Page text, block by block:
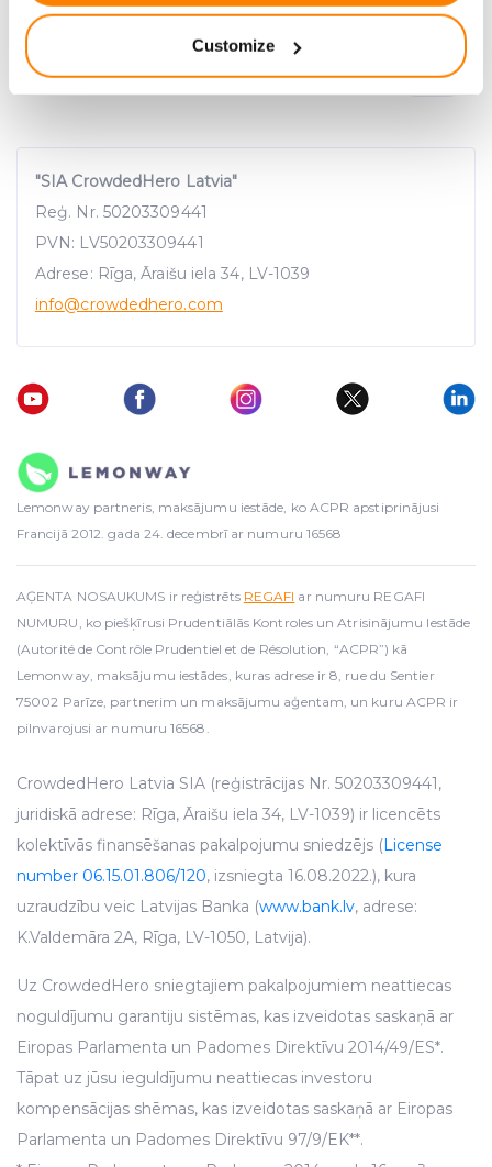
Identify your device by actively scanning it for
We use cookies to provide website functionality, analyse
traffic data, display customized page content and
advertising. See more in our
Cookies policy
Customize
"SIA CrowdedHero Latvia"
Reģ. Nr. 50203309441
PVN: LV50203309441
Adrese: Rīga, Āraišu iela 34, LV-1039
info@crowdedhero.com
Lemonway partneris, maksājumu iestāde, ko ACPR apstiprinājusi
Francijā 2012. gada 24. decembrī ar numuru 16568
AĢENTA NOSAUKUMS ir reģistrēts REGAFI ar numuru REGAFI
NUMURU, ko piešķīrusi Prudentiālās Kontroles un Atrisinājumu Iestāde
(Autorité de Contrôle Prudentiel et de Résolution, “ACPR”) kā
Lemonway, maksājumu iestādes, kuras adrese ir 8, rue du Sentier
75002 Parīze, partnerim un maksājumu aģentam, un kuru ACPR ir
pilnvarojusi ar numuru 16568.
CrowdedHero Latvia SIA (reģistrācijas Nr. 50203309441,
juridiskā adrese: Rīga, Āraišu iela 34, LV-1039) ir licencēts
kolektīvās finansēšanas pakalpojumu sniedzējs (License
number 06.15.01.806/120, izsniegta 16.08.2022.), kura
uzraudzību veic Latvijas Banka (www.bank.lv, adrese:
K.Valdemāra 2A, Rīga, LV-1050, Latvija).
Uz CrowdedHero sniegtajiem pakalpojumiem neattiecas
noguldījumu garantiju sistēmas, kas izveidotas saskaņā ar
Eiropas Parlamenta un Padomes Direktīvu 2014/49/ES*.
Tāpat uz jūsu ieguldījumu neattiecas investoru
kompensācijas shēmas, kas izveidotas saskaņā ar Eiropas
Parlamenta un Padomes Direktīvu 97/9/EK**.